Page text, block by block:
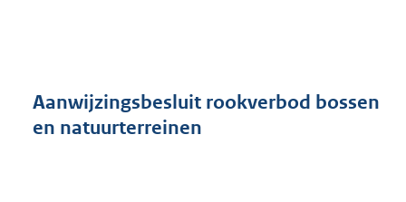
r
Aanwijzingsbesluit rookverbod bossen
en natuurterreinen